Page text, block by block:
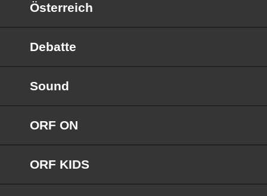
Österreich
Debatte
Sound
ORF ON
ORF KIDS